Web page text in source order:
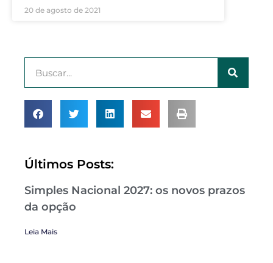
20 de agosto de 2021
Últimos Posts:
Simples Nacional 2027: os novos prazos
da opção
Leia Mais